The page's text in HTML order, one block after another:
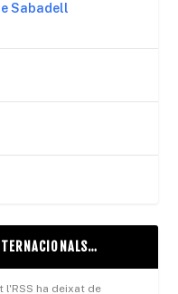
Sabadell
ha deixat de